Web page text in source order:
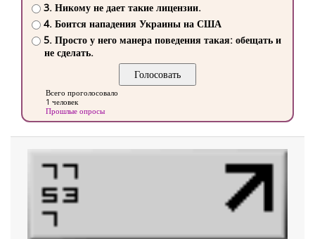
3. Никому не дает такие лицензии.
4. Боится нападения Украины на США
5. Просто у него манера поведения такая: обещать и
не сделать.
Всего проголосовало
1 человек
Прошлые опросы